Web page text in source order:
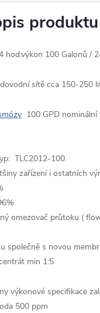
produktu
hod.výkon 100 Galonů /
sítě cca 150-250
100 GPD
TLC2012-100
zařízení i ostatních
omezovač průtoku (
společně s novou
min 1:5
výkonové specifikace
500 ppm